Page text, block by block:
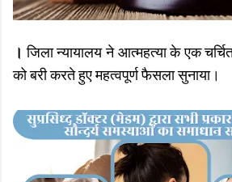
। जिला न्यायालय ने आत्महत्या के एक
को बरी करते हुए महत्वपूर्ण फैसला सुनाया।